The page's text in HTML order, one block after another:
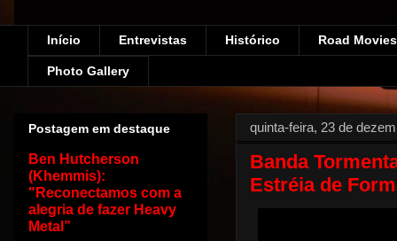
Início Entrevistas Histórico Road
Photo Gallery
quinta-feira, 23 de
Banda
Estréia de
Postagem em destaque
Ben Hutcherson
(Khemmis):
"Reconectamos com a
alegria de fazer Heavy
Metal”